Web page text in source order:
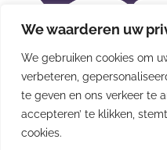
We waarderen uw
We gebruiken cookies om
verbeteren,
te geven en ons verkeer te
accepteren’ te klikken,
cookies.
Beleidsverklaring
Privacybeleid
Disclaimer
Leveringsvoorwaarden
© Van der Meulen